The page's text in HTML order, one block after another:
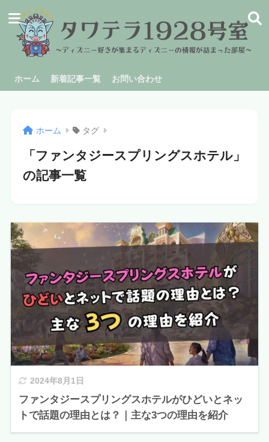
ホーム 新着記事一覧 お問い合わせ
ホーム タグ
「ファンタジースプリングスホテル」
の記事一覧
2024年8月1日
ファンタジースプリングスホテルがひどいとネッ
トで話題の理由とは？｜主な3つの理由を紹介